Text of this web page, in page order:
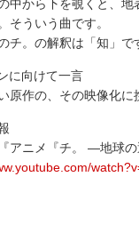
中から下を覗くと、
そういう曲です。
チ。の解釈は「知」で
に向けて一言
原作の、その映像化に
アニメ『チ。 ―地球